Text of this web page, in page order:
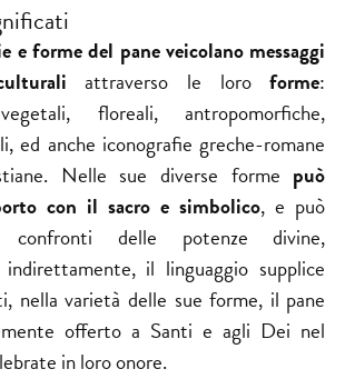
e forme del pane veicolano messaggi
attraverso le loroforme:
floreali, antropomorfiche,
ed anche iconografie greche-romane
Nelle sue diverse forme può
con il sacro e simbolico, e può
confronti delle potenze divine,
il linguaggio supplice
nella varietà delle sue forme, il pane
offerto a Santi e agli Dei nel
in loro onore.